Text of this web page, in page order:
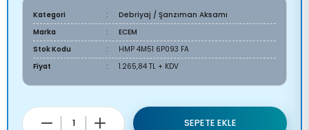
Kategori
Debriyaj / Şanzıman Aksamı
Marka
ECEM
Stok Kodu
HMP 4M51 6P093 FA
Fiyat
1.265,84 TL + KDV
SEPETE EKLE